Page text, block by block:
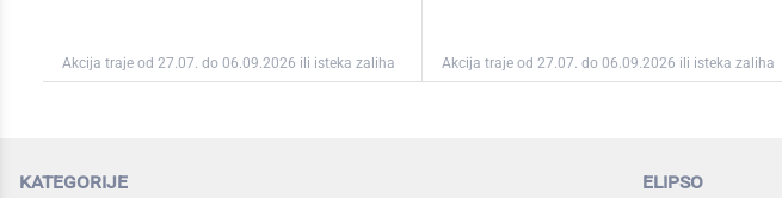
Akcija traje od 27.07. do 06.09.2026 ili isteka zaliha Akcija traje od 27.07. do 06.09.2026 ili isteka zaliha
kategorije elipso